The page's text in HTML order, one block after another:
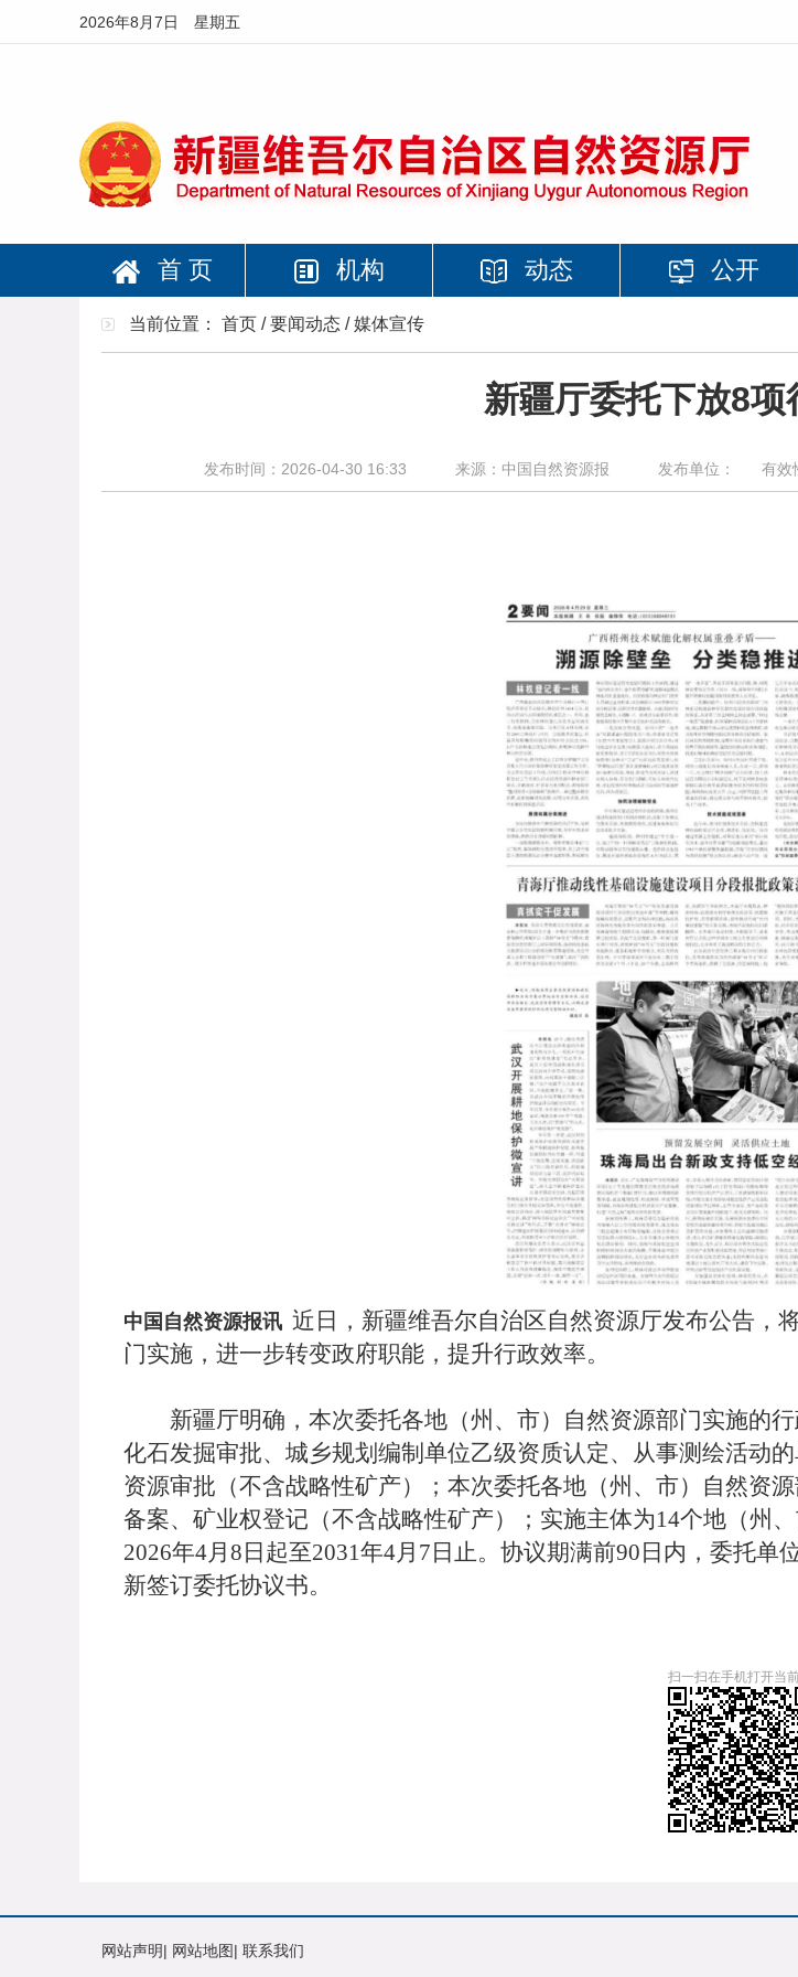
2026年8月7日 星期五
首 页 机构 动态 公开
当前位置： 首页 /要闻动态 /媒体宣传
新疆厅委托下放8
发布时间：2026-04-30 16:33 来源：中国自然资源报 发布单位： 有效
中国自然资源报讯 近日，新疆维吾尔自治区自然资源厅发布公告，
门实施，进一步转变政府职能，提升行政效率。
新疆厅明确，本次委托各地（州、市）自然资源部门实施的行
化石发掘审批、城乡规划编制单位乙级资质认定、从事测绘活动
资源审批（不含战略性矿产）；本次委托各地（州、市）自然资
备案、矿业权登记（不含战略性矿产）；实施主体为14个地（州
2026年4月8日起至2031年4月7日止。协议期满前90日内，委托
新签订委托协议书。
扫一扫在手机打开当
网站声明| 网站地图| 联系我们